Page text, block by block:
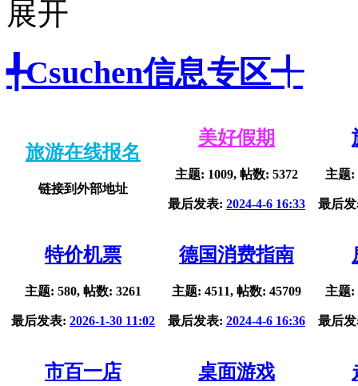
╃Csuchen信息专区╃
旅游在线报名
链接到外部地址
美好假期
主题: 1009, 帖数: 5372
最后发表: 2024-4-6 16:33
主题:
最后
特价机票
主题: 580, 帖数: 3261
最后发表: 2026-1-30 11:02
德国消费指南
主题: 4511, 帖数: 45709
最后发表: 2024-4-6 16:36
主题:
最后
市百一店 桌面游戏